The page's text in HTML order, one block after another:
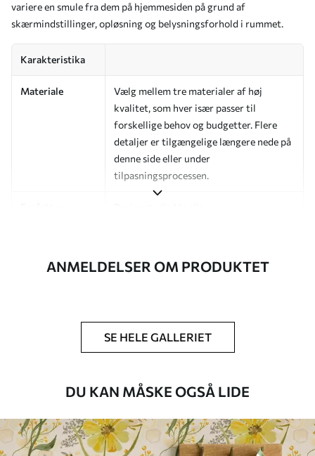
variere en smule fra dem på hjemmesiden på grund af
skærmindstillinger, opløsning og belysningsforhold i rummet.
Karakteristika
Materiale
Vælg mellem tre materialer af høj
kvalitet, som hver især passer til
forskellige behov og budgetter. Flere
detaljer er tilgængelige længere nede på
denne side eller under
tilpasningsprocessen.
Efterbehandling Halvmat.
med en bredde på op til 50 cm.
muligheder
tapetklæber.
blød svamp. Tapeter med lakfinish kan
rengøres med vand.
ANMELDELSER OM PRODUKTET
SE HELE GALLERIET
DU KAN MÅSKE OGSÅ LIDE